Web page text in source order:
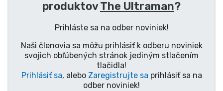
produktovThe Ultraman?
Prihláste sa na odber noviniek!
Naši členovia sa môžu prihlásiť k odberu noviniek
svojich obľúbených stránok jediným stlačením
tlačidla!
Prihlásiť sa, alebo Zaregistrujte sa prihlásiť sa na
odber noviniek!
Zoradiť podľa karikatúry
Zoradiť podľa Anime
Zoradiť podľa hier